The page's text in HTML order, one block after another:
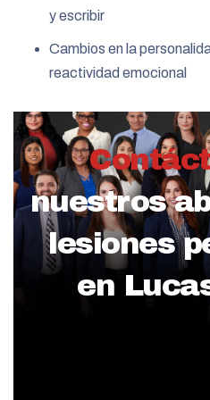
y escribir
Cambios en la
reactividad emocional
nuestros
lesiones
en